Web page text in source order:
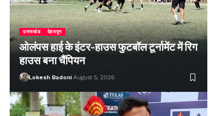
उत्तराखंड देहरादून
ओलंपस हाई के इंटर-हाउस फुटबॉल टूर्नामेंट में रिग
हाउस बना चैंपियन
Lokesh Badoni August 5, 2026